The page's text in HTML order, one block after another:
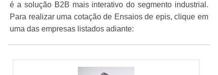
é a solução B2B mais interativo do segmento industrial.
Para realizar uma cotação de Ensaios de epis, clique em
uma das empresas listados adiante: